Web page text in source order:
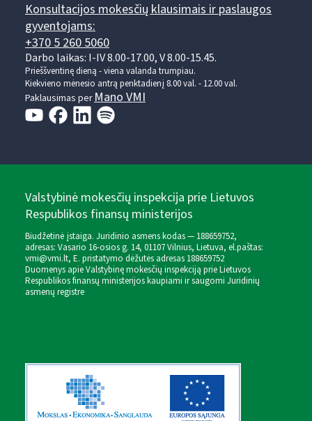
Konsultacijos mokesčių klausimais ir paslaugos
gyventojams:
+370 5 260 5060
Darbo laikas: I-IV 8.00-17.00, V 8.00-15.45.
Prieššventinę dieną - viena valanda trumpiau.
Kiekvieno mėnesio antrą penktadienį 8.00 val. - 12.00 val.
Paklausimas perMano VMI
Valstybinė mokesčių inspekcija prie Lietuvos
Respublikos finansų ministerijos
Biudžetinė įstaiga. Juridinio asmens kodas — 188659752,
adresas: Vasario 16-osios g. 14, 01107 Vilnius, Lietuva, el.paštas:
vmi@vmi.lt, E. pristatymo dėžutės adresas 188659752
Duomenys apie Valstybinę mokesčių inspekciją prie Lietuvos
Respublikos finansų ministerijos kaupiami ir saugomi Juridinių
asmenų registre